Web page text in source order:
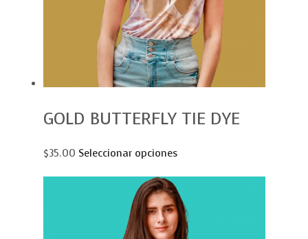
GOLD BUTTERFLY TIE DYE
$35.00 Seleccionar opciones